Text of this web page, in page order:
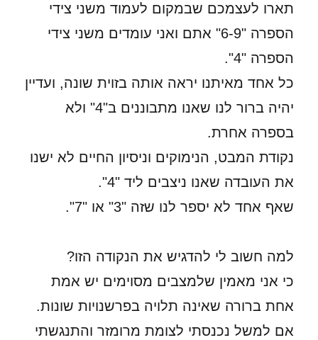
תארו לעצמכם שבמקום לעמוד משני צידי
הספרה "6-9" אתם ואני עומדים משני צידי
הספרה "4".
כל אחד מאיתנו יראה אותה בזוית שונה, ועדיין
יהיה ברור לנו שאנו מתבוננים ב"4" ולא
בספרה אחרת.
נקודת המבט, הנימוקים וניסיון החיים לא ישנו
את העובדה שאנו ניצבים ליד "4".
שאף אחד לא יספר לנו שזה "3" או "7".
למה חשוב לי להדגיש את הנקודה הזו?
כי אני מאמין שלמצבים מסוימים יש אמת
אחת ברורה שאינה תלויה בפרשנויות שונות.
אם למשל נכנסתי לצומת מרומזר והתנגשתי